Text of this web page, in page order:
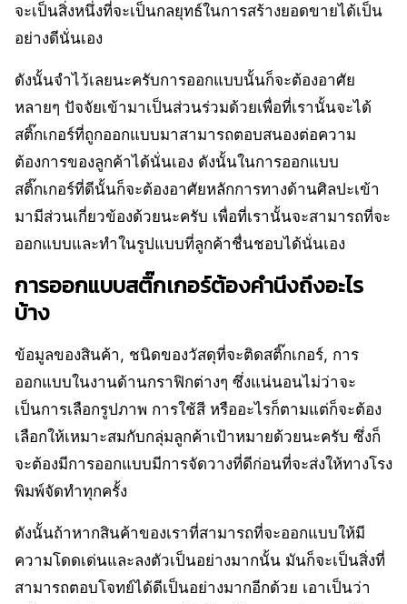
จะเป็นสิ่งหนึ่งที่จะเป็นกลยุทธ์ในการสร้างยอดขายได้เป็น
อย่างดีนั่นเอง
ดังนั้นจำไว้เลยนะครับการออกแบบนั้นก็จะต้องอาศัย
หลายๆ ปัจจัยเข้ามาเป็นส่วนร่วมด้วยเพื่อที่เรานั้นจะได้
สติ๊กเกอร์ที่ถูกออกแบบมาสามารถตอบสนองต่อความ
ต้องการของลูกค้าได้นั่นเอง ดังนั้นในการออกแบบ
สติ๊กเกอร์ที่ดีนั้นก็จะต้องอาศัยหลักการทางด้านศิลปะเข้า
มามีส่วนเกี่ยวข้องด้วยนะครับ เพื่อที่เรานั้นจะสามารถที่จะ
ออกแบบและทำในรูปแบบที่ลูกค้าชื่นชอบได้นั่นเอง
การออกแบบสติ๊กเกอร์ต้องคำนึงถึงอะไร
บ้าง
ข้อมูลของสินค้า, ชนิดของวัสดุที่จะติดสติ๊กเกอร์, การ
ออกแบบในงานด้านกราฟิกต่างๆ ซึ่งแน่นอนไม่ว่าจะ
เป็นการเลือกรูปภาพ การใช้สี หรืออะไรก็ตามแต่ก็จะต้อง
เลือกให้เหมาะสมกับกลุ่มลูกค้าเป้าหมายด้วยนะครับ ซึ่งก็
จะต้องมีการออกแบบมีการจัดวางที่ดีก่อนที่จะส่งให้ทางโรง
พิมพ์จัดทำทุกครั้ง
ดังนั้นถ้าหากสินค้าของเราที่สามารถที่จะออกแบบให้มี
ความโดดเด่นและลงตัวเป็นอย่างมากนั้น มันก็จะเป็นสิ่งที่
สามารถตอบโจทย์ได้ดีเป็นอย่างมากอีกด้วย เอาเป็นว่า